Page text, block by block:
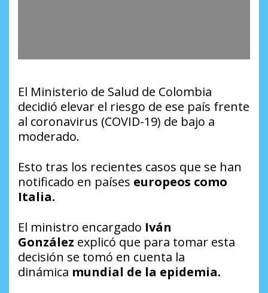
El Ministerio de Salud de Colombia
decidió elevar el riesgo de ese país frente
al coronavirus (COVID-19) de bajo a
moderado.
Esto tras los recientes casos que se han
notificado en países europeos como
Italia.
El ministro encargado Iván
González explicó que para tomar esta
decisión se tomó en cuenta la
dinámica mundial de la epidemia.